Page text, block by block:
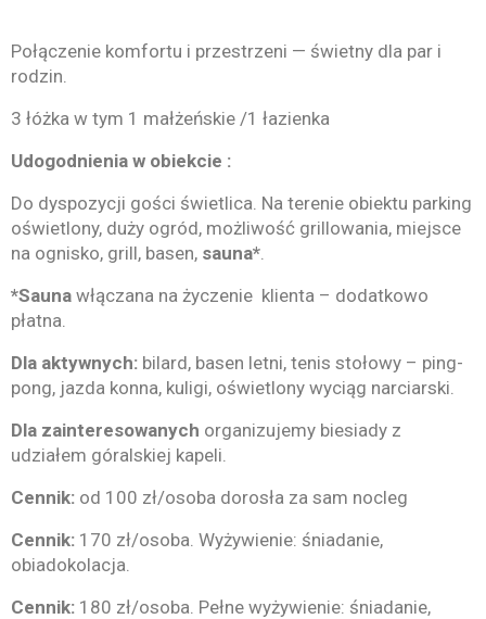
Połączenie komfortu i przestrzeni — świetny dla par i
rodzin.
3 łóżka w tym 1 małżeńskie /1 łazienka
Udogodnienia w obiekcie :
Do dyspozycji gości świetlica. Na terenie obiektu parking
oświetlony, duży ogród, możliwość grillowania, miejsce
na ognisko, grill, basen, sauna*
*Sauna włączana na życzenie klienta – dodatkowo
płatna.
Dla aktywnych: bilard, basen letni, tenis stołowy – ping-
pong, jazda konna, kuligi, oświetlony wyciąg narciarski.
Dla zainteresowanych organizujemy biesiady z
udziałem góralskiej kapeli.
Cennik: od 100 zł/osoba dorosła za sam nocleg
Cennik: 170 zł/osoba. Wyżywienie: śniadanie,
obiadokolacja.
Cennik: 180 zł/osoba. Pełne wyżywienie: śniadanie,